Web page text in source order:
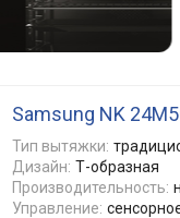
Samsung NK
Тип вытяжки:
Дизайн: Т-образная
Производительность:
Управление: